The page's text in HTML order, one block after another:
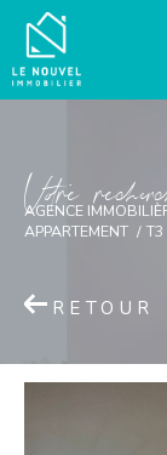
Vore rece
AGENCE
APPARTEMENT
T3
RETOUR